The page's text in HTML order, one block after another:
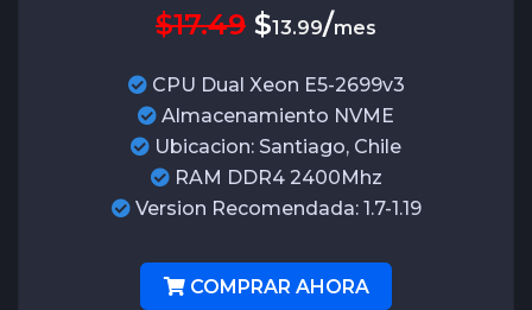
$17.49 $13.99/mes
CPU Dual Xeon E5-2699v3
Almacenamiento NVME
Ubicacion: Santiago, Chile
RAM DDR4 2400Mhz
Version Recomendada: 1.7-1.19
COMPRAR AHORA